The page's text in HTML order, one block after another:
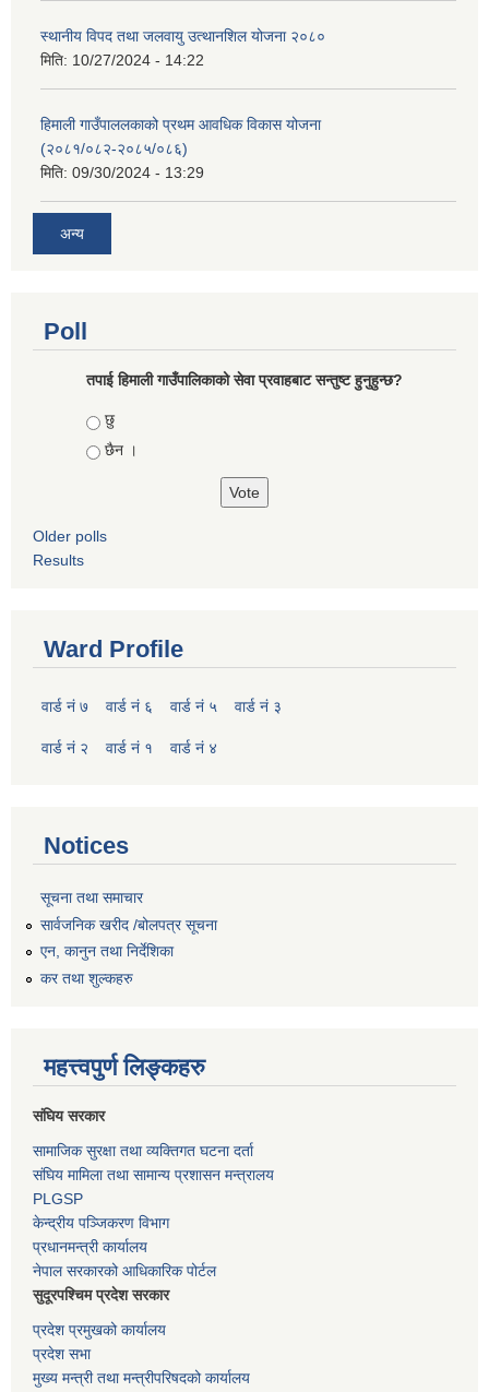
स्थानीय विपद तथा जलवायु उत्थानशिल योजना २०८०
मिति: 10/27/2024 - 14:22
हिमाली गाउँपाललकाको प्रथम आवधिक विकास योजना
(२०८१/०८२-२०८५/०८६)
मिति: 09/30/2024 - 13:29
अन्य
Poll
तपाई हिमाली गाउँपालिकाको सेवा प्रवाहबाट सन्तुष्ट हुनुहुन्छ?
Choices
छु
छैन ।
Older polls
Results
Ward Profile
वार्ड नं ७ वार्ड नं ६ वार्ड नं ५ वार्ड नं ३
वार्ड नं २ वार्ड नं १ वार्ड नं ४
Notices
सूचना तथा समाचार
सार्वजनिक खरीद /बोलपत्र सूचना
एन, कानुन तथा निर्देशिका
कर तथा शुल्कहरु
महत्त्वपुर्ण लिङ्कहरु
संघिय सरकार
सामाजिक सुरक्षा तथा व्यक्तिगत घटना दर्ता
संघिय मामिला तथा सामान्य प्रशासन मन्त्रालय
PLGSP
केन्द्रीय पञ्जिकरण विभाग
प्रधानमन्त्री कार्यालय
नेपाल सरकारको आधिकारिक पोर्टल
सुदूरपश्चिम प्रदेश सरकार
प्रदेश प्रमुखको कार्यालय
प्रदेश सभा
मुख्य मन्त्री तथा मन्त्रीपरिषदको कार्यालय